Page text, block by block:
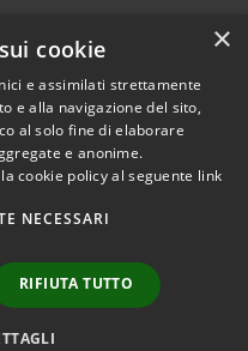
Copyright © 2026 • Comune di
Municipium•
Accesso
redazione
×
cookie
e assimilati strettamente
e alla navigazione del sito,
al solo fine di elaborare
e anonime.
cookie policy al seguente link
NECESSARI
RIFIUTA TUTTO